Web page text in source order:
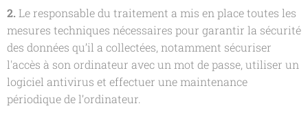
2. Le responsable du traitement a mis en place toutes les
mesures techniques nécessaires pour garantir la sécurité
des données qu’il a collectées, notamment sécuriser
l'accès à son ordinateur avec un mot de passe, utiliser un
logiciel antivirus et effectuer une maintenance
périodique de l’ordinateur.